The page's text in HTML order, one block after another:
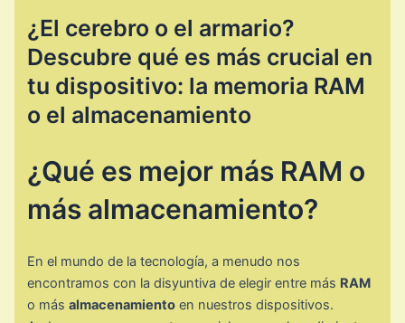
¿El cerebro o el armario?
Descubre qué es más crucial en
tu dispositivo: la memoria RAM
o el almacenamiento
¿Qué es mejor más RAM o
más almacenamiento?
En el mundo de la tecnología, a menudo nos
encontramos con la disyuntiva de elegir entre más RAM
o másalmacenamiento en nuestros dispositivos.